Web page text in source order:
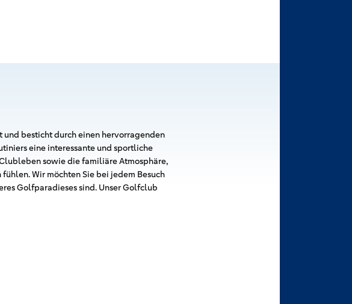
besticht durch einen hervorragenden
eine interessante und sportliche
sowie die familiäre Atmosphäre,
Wir möchten Sie bei jedem Besuch
Golfparadieses sind. Unser Golfclub